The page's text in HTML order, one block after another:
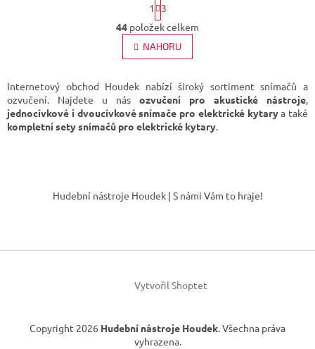
O
v
l
á
a
c
í
p
v
s
t
r
á
n
k
v
á
í
1
3
44 položek celkem
NAHORU
Internetový obchod Houdek nabízí široký sortiment snímačů a
ozvučení. Najdete u nás ozvučení pro akustické nástroje,
jednocívkové i dvoucívkové snímače pro elektrické kytarya také
kompletní sety snímačů pro elektrické kytary.
í
Hudební nástroje Houdek | S námi Vám to hraje!
Vytvořil Shoptet
Copyright 2026 Hudební nástroje Houdek. Všechna práva
vyhrazena.